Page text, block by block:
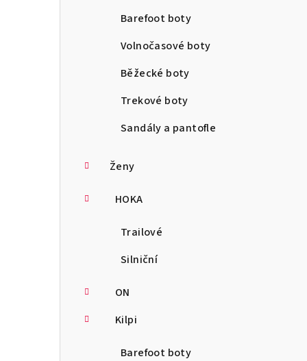
Barefoot boty
Volnočasové boty
Běžecké boty
Trekové boty
Sandály a pantofle
Ženy
HOKA
Trailové
Silniční
ON
Kilpi
Barefoot boty